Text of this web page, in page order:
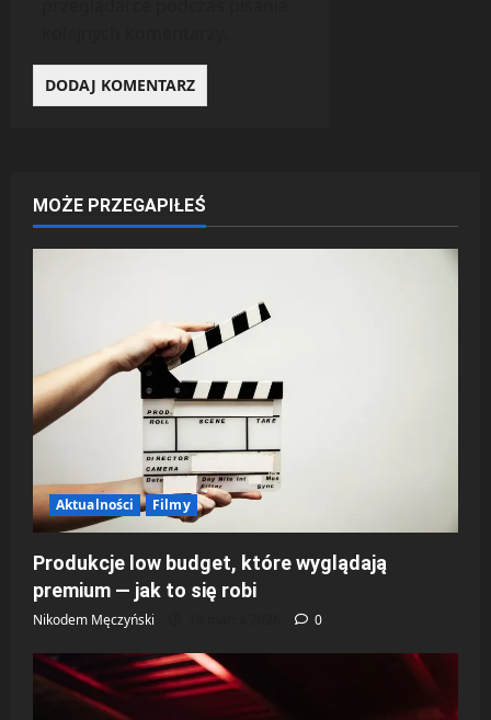
MOŻE PRZEGAPIŁEŚ
Aktualności Filmy
Produkcje low budget, które wyglądają
premium — jak to się robi
Nikodem Męczyński 0